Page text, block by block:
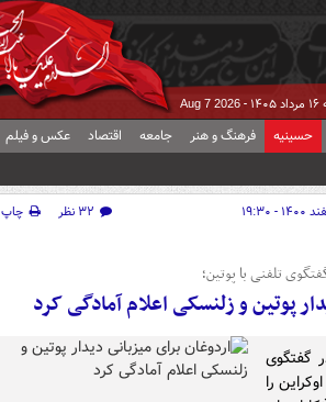
-
Aug 7 2026
حسینیه فرهنگ و هنر جامعه اقتصاد عکس و فیلم
۳۲ نظر
چاپ
تلفنی با پوتین؛
پوتین و زلنسکی اعلام آمادگی کرد
گفتگوی
را